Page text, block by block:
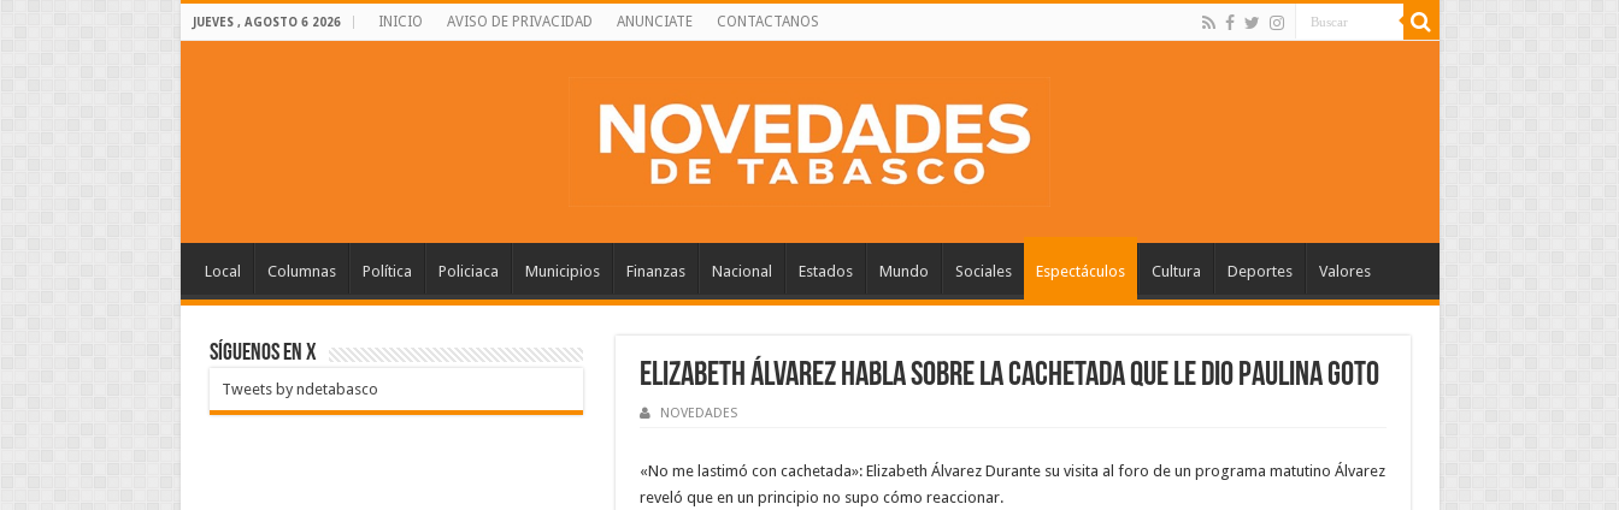
JUEVES , AGOSTO 6 2026 INICIO AVISO DE PRIVACIDAD ANUNCIATE CONTACTANOS
Local Columnas Política Policiaca Municipios Finanzas Nacional Estados Mundo Sociales Espectáculos Cultura Deportes Valores
Elizabeth Álvarez habla sobre la cachetada que le dio Paulina Goto
NOVEDADES
«No me lastimó con cachetada»: Elizabeth Álvarez Durante su visita al foro de un programa matutino Álvarez
reveló que en un principio no supo cómo reaccionar.
SÍGUENOS EN X
Tweets by ndetabasco